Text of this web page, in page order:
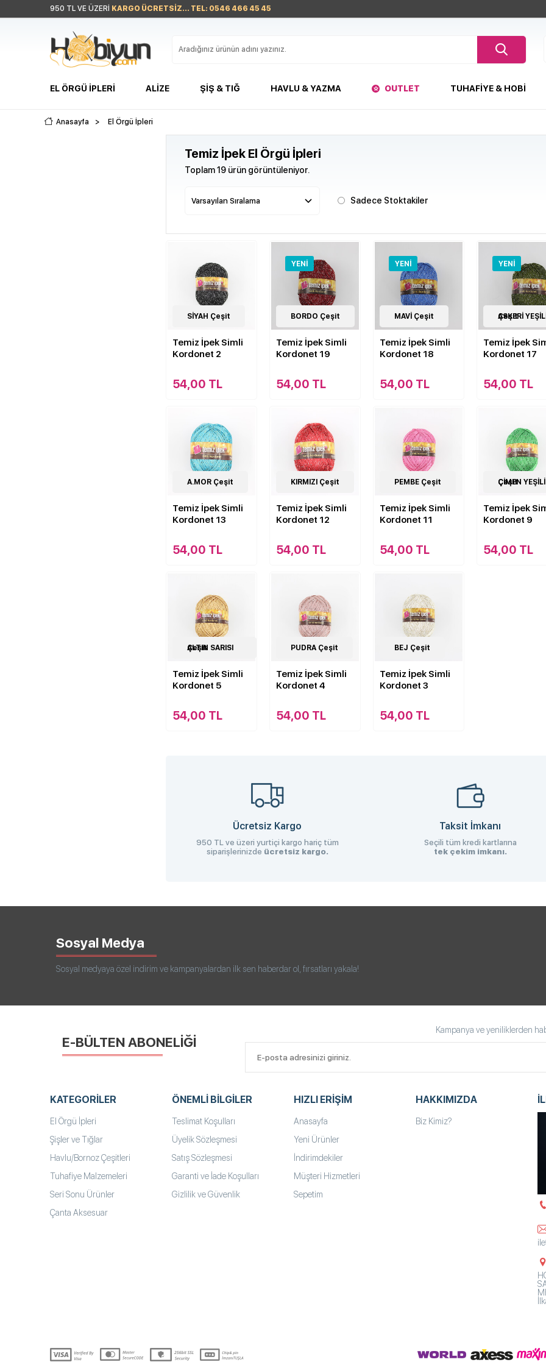
950 TL VE ÜZERİ KARGO ÜCRETSİZ... TEL: 0546 466 45 45
EL ÖRGÜ İPLERI ALIZE ŞIŞ & TIĞ HAVLU & YAZMA OUTLET TUHAFIYE & HOBI
Anasayfa > El Örgü İpleri
Temiz İpek El Örgü İpleri
Toplam 19 ürün görüntüleniyor.
Sadece Stoktakiler
19Çeşit
SİYAH Çeşit
Temiz İpek Simli
Kordonet 2
54,00 TL
YENI
19Çeşit
BORDO Çeşit
Temiz İpek Simli
Kordonet 19
54,00 TL
YENI
19Çeşit
MAVİ Çeşit
Temiz İpek Simli
Kordonet 18
54,00 TL
YENI
19Çeşit
ASKERİ YEŞİLİ Çeşit
Temiz İpek
Kordonet 17
54,00 TL
19Çeşit
A.MOR Çeşit
Temiz İpek Simli
Kordonet 13
54,00 TL
19Çeşit
KIRMIZI Çeşit
Temiz İpek Simli
Kordonet 12
54,00 TL
19Çeşit
PEMBE Çeşit
Temiz İpek Simli
Kordonet 11
54,00 TL
19Çeşit
ÇİMEN YEŞİLİ Çeşit
Temiz İpek
Kordonet 9
54,00 TL
19Çeşit
ALTIN SARISI Çeşit
Temiz İpek Simli
Kordonet 5
54,00 TL
19Çeşit
PUDRA Çeşit
Temiz İpek Simli
Kordonet 4
54,00 TL
19Çeşit
BEJ Çeşit
Temiz İpek Simli
Kordonet 3
54,00 TL
Ücretsiz Kargo
950 TL ve üzeri yurtiçi kargo hariç tüm
siparişlerinizde ücretsiz kargo.
Taksit İmkanı
Seçili tüm kredi kartlarına
tek çekim imkanı.
Sosyal Medya
Sosyal medyaya özel indirim ve kampanyalardan ilk sen haberdar ol, fırsatları yakala!
E-BÜLTEN ABONELİĞİ
Kampanya ve yeniliklerden
KATEGORILER
El Örgü İpleri
Şişler ve Tığlar
Havlu/Bornoz Çeşitleri
Tuhafiye Malzemeleri
Seri Sonu Ürünler
Çanta Aksesuar
ÖNEMLI BILGILER
Teslimat Koşulları
Üyelik Sözleşmesi
Satış Sözleşmesi
Garanti ve İade Koşulları
Gizlilik ve Güvenlik
HIZLI ERIŞIM
Anasayfa
Yeni Ürünler
İndirimdekiler
Müşteri Hizmetleri
Sepetim
HAKKIMIZDA
Biz Kimiz?